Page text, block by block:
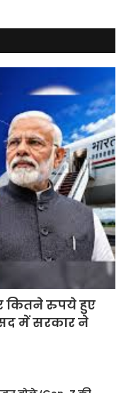
कितने रुपये हुए
में सरकार ने